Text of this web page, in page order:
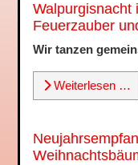
Walpurgisnacht
Feuerzauber
Wir tanzen
Weiterlesen …